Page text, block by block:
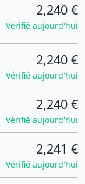
2,240 €
Vérifié aujourd'hui
2,240 €
Vérifié aujourd'hui
2,240 €
Vérifié aujourd'hui
2,241 €
Vérifié aujourd'hui